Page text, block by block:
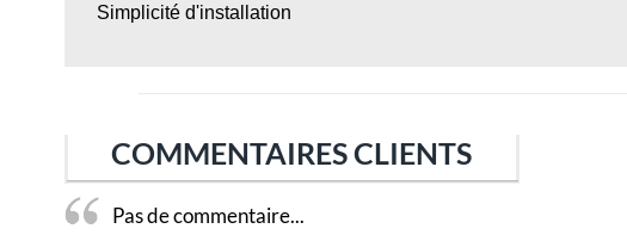
Simplicité d'installation
COMMENTAIRES CLIENTS
Pas de commentaire...